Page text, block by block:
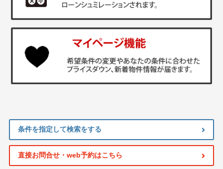
条件を指定して検索をする
直接お問合せ・web予約はこちら